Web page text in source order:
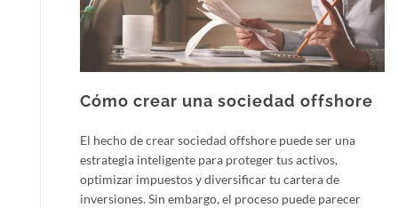
Cómo crear una sociedad offshore
El hecho de crear sociedad offshore puede ser una
estrategia inteligente para proteger tus activos,
optimizar impuestos y diversificar tu cartera de
inversiones. Sin embargo, el proceso puede parecer